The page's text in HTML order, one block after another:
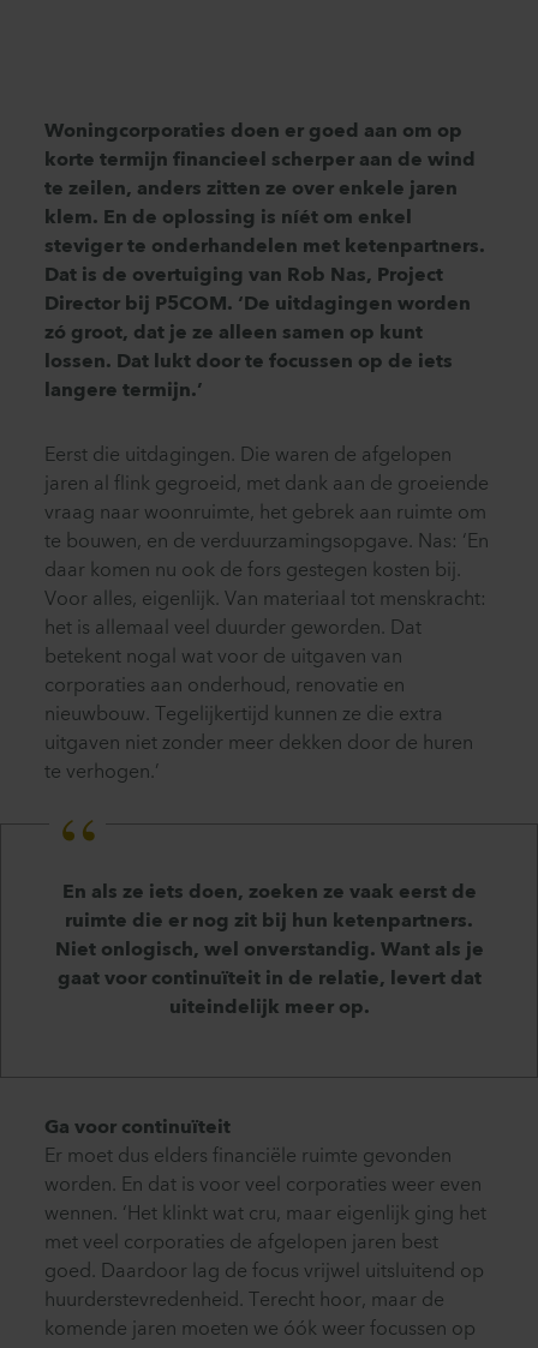
Woningcorporaties doen er goed aan om op
korte termijn financieel scherper aan de wind
te zeilen, anders zitten ze over enkele jaren
klem. En de oplossing is níét om enkel
steviger te onderhandelen met ketenpartners.
Dat is de overtuiging van Rob Nas, Project
Director bij P5COM. ‘De uitdagingen worden
zó groot, dat je ze alleen samen op kunt
lossen. Dat lukt door te focussen op de iets
langere termijn.’
Eerst die uitdagingen. Die waren de afgelopen
jaren al flink gegroeid, met dank aan de groeiende
vraag naar woonruimte, het gebrek aan ruimte om
te bouwen, en de verduurzamingsopgave. Nas: ‘En
daar komen nu ook de fors gestegen kosten bij.
Voor alles, eigenlijk. Van materiaal tot menskracht:
het is allemaal veel duurder geworden. Dat
betekent nogal wat voor de uitgaven van
corporaties aan onderhoud, renovatie en
nieuwbouw. Tegelijkertijd kunnen ze die extra
uitgaven niet zonder meer dekken door de huren
te verhogen.’
En als ze iets doen, zoeken ze vaak eerst de
ruimte die er nog zit bij hun ketenpartners.
Niet onlogisch, wel onverstandig. Want als je
gaat voor continuïteit in de relatie, levert dat
uiteindelijk meer op.
Ga voor continuïteit
Er moet dus elders financiële ruimte gevonden
worden. En dat is voor veel corporaties weer even
wennen. ‘Het klinkt wat cru, maar eigenlijk ging het
met veel corporaties de afgelopen jaren best
goed. Daardoor lag de focus vrijwel uitsluitend op
huurderstevredenheid. Terecht hoor, maar de
komende jaren moeten we óók weer focussen op